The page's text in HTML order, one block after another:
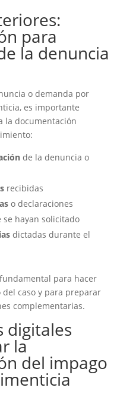
para
la denuncia
o demanda por
es importante
la documentación
de la denuncia o
recibidas
o declaraciones
hayan solicitado
dictadas durante el
para hacer
caso y para preparar
complementarias.
digitales
la
del impago